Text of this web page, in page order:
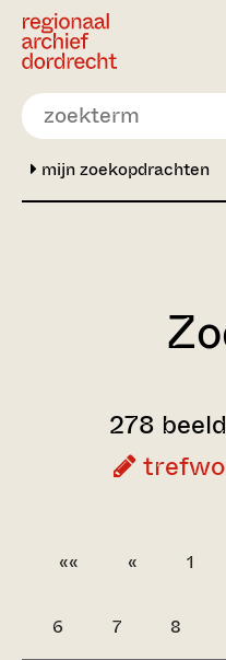
Ga direct naar de inhoud
mijn zoekopdrachten
278
«« « 1
6 7 8